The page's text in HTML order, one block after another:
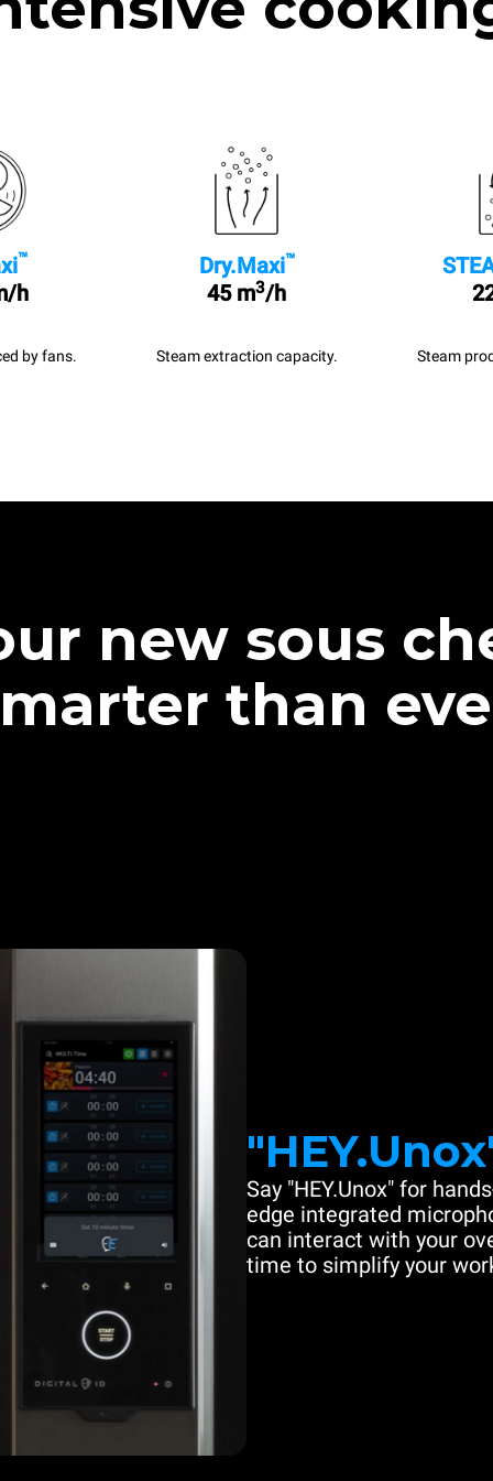
™
h
by fans.
Dry.Maxi™
45 m3/h
Steam extraction capacity. Steam
new sous
than
Say "HEY.Unox" for
edge integrated
can interact with your
time to simplify your